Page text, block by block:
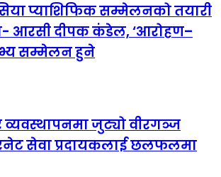
प्याशिफिक सम्मेलनको तयारी
आरसी दीपक कंडेल, ‘आरोहण–
सम्मेलन हुने
व्यवस्थापनमा जुट्यो वीरगञ्ज
सेवा प्रदायकलाई छलफलमा